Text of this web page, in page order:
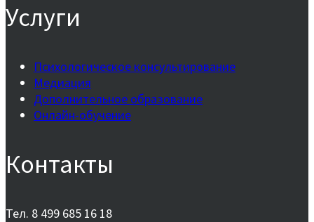
Услуги
Психологическое консультирование
Медиация
Дополнительное образование
Онлайн-обучение
Контакты
Тел. 8 499 685 16 18